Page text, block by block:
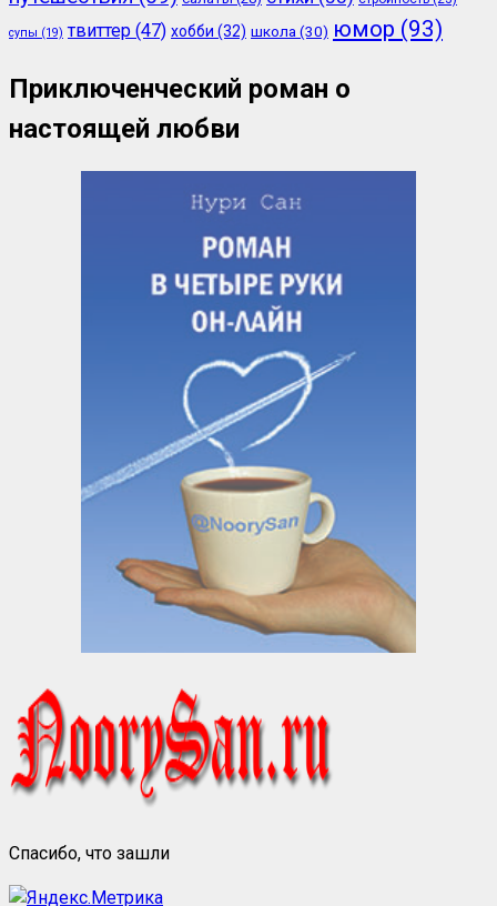
супы (19) твиттер (47) хобби (32) школа(30) юмор (93)
Приключенческий роман о
настоящей любви
Спасибо, что зашли